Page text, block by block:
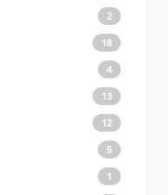
2
18
4
13
12
5
1